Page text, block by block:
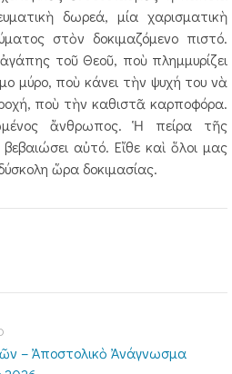
δωρεά, μία χαρισματικὴ
στὸν δοκιμαζόμενο πιστό.
τοῦ Θεοῦ, ποὺ πλημμυρίζει
μύρο, ποὺ κάνει τὴν ψυχή του νὰ
ποὺ τὴν καθιστᾶ καρποφόρα.
ἄνθρωπος. Ἡ πείρα τῆς
αὐτό. Εἴθε καὶ ὅλοι μας
ὥρα δοκιμασίας.
– Ἀποστολικὸ Ἀνάγνωσμα